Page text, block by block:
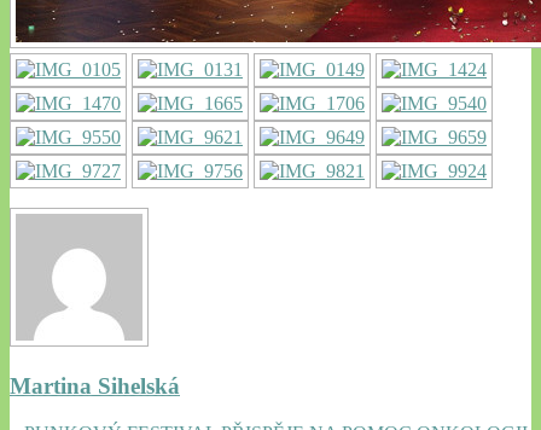
Martina Sihelská